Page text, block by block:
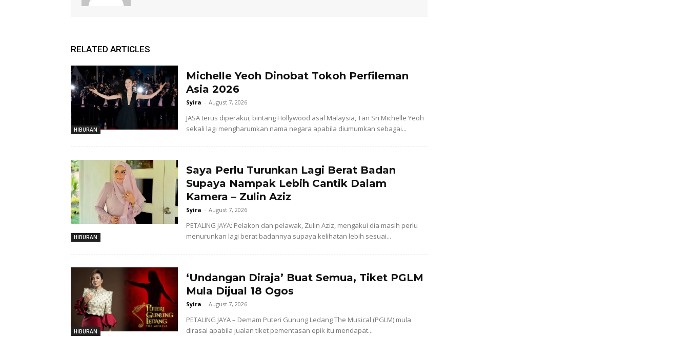
RELATED ARTICLES
HIBURAN
Michelle Yeoh Dinobat Tokoh Perfileman
Asia 2026
Syira - August 7, 2026
JASA terus diperakui, bintang Hollywood asal Malaysia, Tan Sri Michelle Yeoh
sekali lagi mengharumkan nama negara apabila diumumkan sebagai...
HIBURAN
Saya Perlu Turunkan Lagi Berat Badan
Supaya Nampak Lebih Cantik Dalam
Kamera – Zulin Aziz
Syira - August 7, 2026
PETALING JAYA: Pelakon dan pelawak, Zulin Aziz, mengakui dia masih perlu
menurunkan lagi berat badannya supaya kelihatan lebih sesuai...
HIBURAN
‘Undangan Diraja’ Buat Semua, Tiket PGLM
Mula Dijual 18 Ogos
Syira - August 7, 2026
PETALING JAYA – Demam Puteri Gunung Ledang The Musical (PGLM) mula
dirasai apabila jualan tiket pementasan epik itu mendapat...